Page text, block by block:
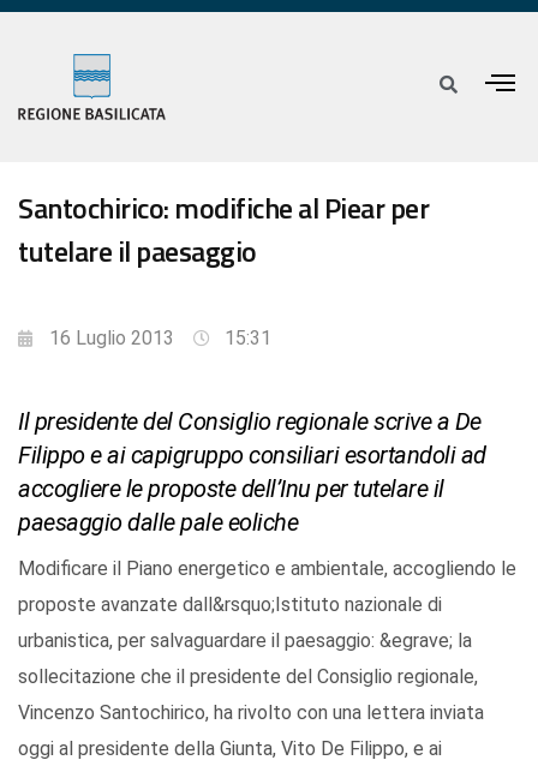
Santochirico: modifiche al Piear per
tutelare il paesaggio
16 Luglio 2013 15:31
Il presidente del Consiglio regionale scrive a De
Filippo e ai capigruppo consiliari esortandoli ad
accogliere le proposte dell’Inu per tutelare il
paesaggio dalle pale eoliche
Modificare il Piano energetico e ambientale, accogliendo le
proposte avanzate dall&rsquo;Istituto nazionale di
urbanistica, per salvaguardare il paesaggio: &egrave; la
sollecitazione che il presidente del Consiglio regionale,
Vincenzo Santochirico, ha rivolto con una lettera inviata
oggi al presidente della Giunta, Vito De Filippo, e ai